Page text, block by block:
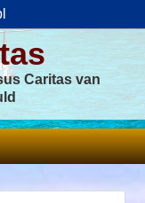
Caritas van